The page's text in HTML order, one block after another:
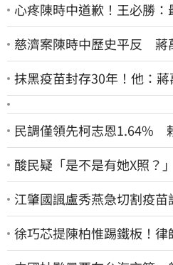
心疼陳時中道歉！王必勝：
慈濟案陳時中歷史平反 蔣
抹黑疫苗封存30年！他：
民調僅領先柯志恩1.64%
酸民疑「是不是有她X照
江肇國諷盧秀燕急切割疫苗
徐巧芯提陳柏惟踢鐵板！律